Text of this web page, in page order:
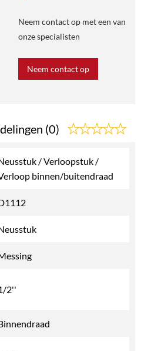
Neem contact op met een van
onze specialisten
Neem contact op
(0)
/ Verloopstuk /
binnen/buitendraad
2''